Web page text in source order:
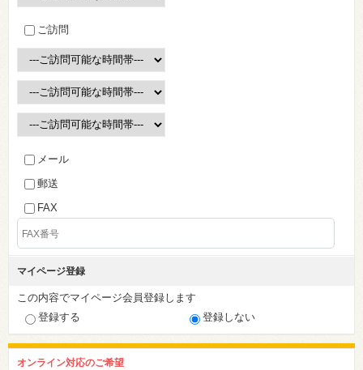
ご訪問
メール
郵送
FAX
マイページ登録
この内容でマイページ会員登録します
登録する
登録しない
オンライン対応のご希望